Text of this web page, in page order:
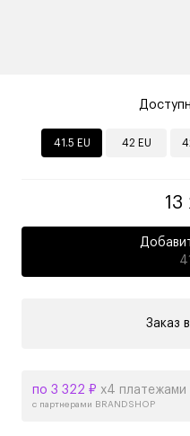
41.5 EU 42 EU
13
Заказ
по 3 322 ₽ х4 платежами
с партнерами BRANDSHOP